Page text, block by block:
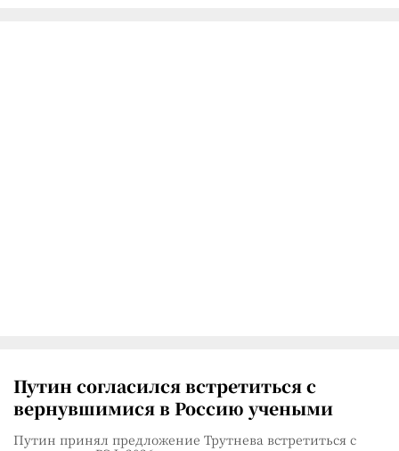
Путин согласился встретиться с
вернувшимися в Россию учеными
Путин принял предложение Трутнева встретиться с